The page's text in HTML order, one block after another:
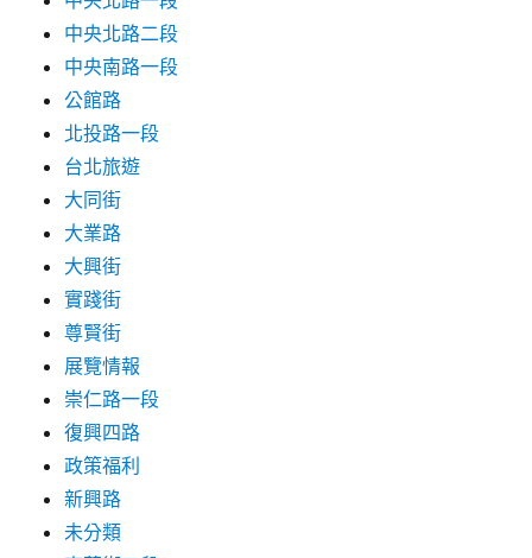
中央北路二段
中央南路一段
公館路
北投路一段
台北旅遊
大同街
大業路
大興街
實踐街
尊賢街
展覽情報
崇仁路一段
復興四路
政策福利
新興路
未分類